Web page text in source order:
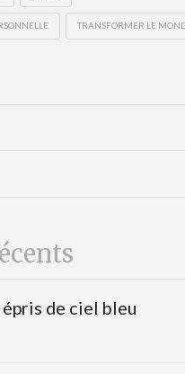
TRANSFORMER LE
de ciel bleu